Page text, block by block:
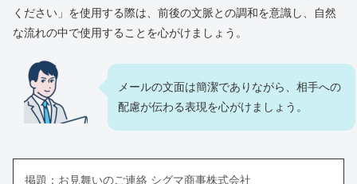
ください」を使用する際は、前後の文脈との調和を意識し、自然
な流れの中で使用することを心がけましょう。
メールの文面は簡潔でありながら、相手への
配慮が伝わる表現を心がけましょう。
掲題：お見舞いのご連絡 シグマ商事株式会社